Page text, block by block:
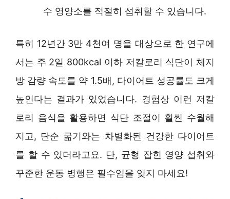
수 영양소를 적절히 섭취할 수 있습니다.
특히 12년간 3만 4천여 명을 대상으로 한 연구에
서는 주 2일 800kcal 이하 저칼로리 식단이 체지
방 감량 속도를 약 1.5배, 다이어트 성공률도 크게
높인다는 결과가 있었습니다. 경험상 이런 저칼
로리 음식을 활용하면 식단 조절이 훨씬 수월해
지고, 단순 굶기와는 차별화된 건강한 다이어트
를 할 수 있더라고요. 단, 균형 잡힌 영양 섭취와
꾸준한 운동 병행은 필수임을 잊지 마세요!